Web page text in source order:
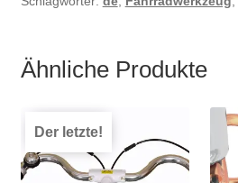
Ähnliche Produkte
Der letzte!